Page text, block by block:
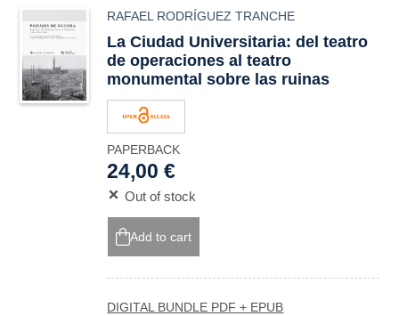
RAFAEL RODRÍGUEZ TRANCHE
La Ciudad Universitaria: del teatro
de operaciones al teatro
monumental sobre las ruinas
PAPERBACK
24,00 €
Out of stock
Add to cart
DIGITAL BUNDLE PDF + EPUB